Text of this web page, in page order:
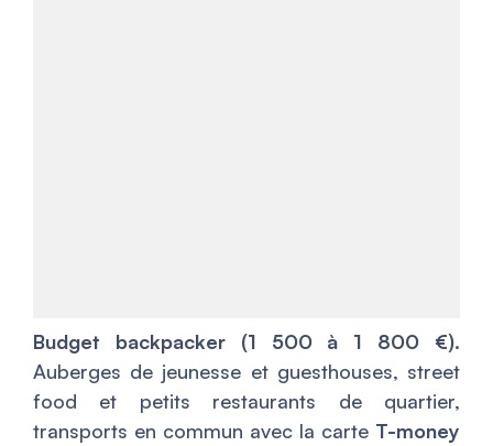
Budget backpacker (1 500 à 1 800 €).
Auberges de jeunesse et guesthouses, street
food et petits restaurants de quartier,
transports en commun avec la carte T-money